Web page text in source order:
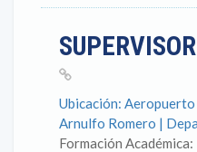
SUPERVISOR
Ubicación:
Arnulfo Romero |
Formación